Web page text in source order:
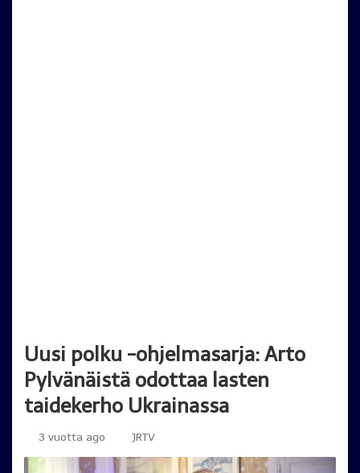
Uusi polku -ohjelmasarja: Arto
Pylvänäistä odottaa lasten
taidekerho Ukrainassa
3 vuotta ago JRTV